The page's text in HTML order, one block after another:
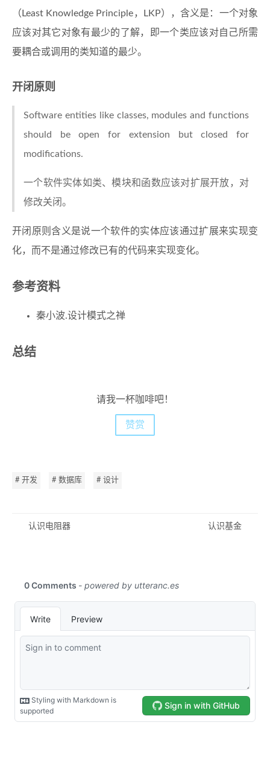
（Least Knowledge Principle，LKP），含义是：一个对象
应该对其它对象有最少的了解，即一个类应该对自己所需
要耦合或调用的类知道的最少。
开闭原则
Software entities like classes, modules and functions
should be open for extension but closed for
modifications.
一个软件实体如类、模块和函数应该对扩展开放，对
修改关闭。
开闭原则含义是说一个软件的实体应该通过扩展来实现变
化，而不是通过修改已有的代码来实现变化。
参考资料
秦小波.设计模式之禅
总结
请我一杯咖啡吧！
赞赏
# 开发 # 数据库 # 设计
认识电阻器 认识基金